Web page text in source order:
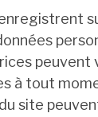
peuvent
à tout
site